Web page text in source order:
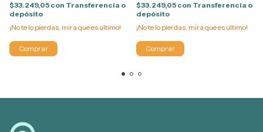
$33.249,05 con Transferencia o
depósito
¡No te lo pierdas, mira que es último!
$33.249,05 con Transferencia o
depósito
¡No te lo pierdas, mira que es último!